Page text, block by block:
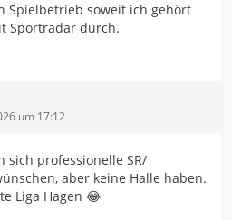
Spielbetrieb soweit ich gehört
Sportradar durch.
um 17:12
sich professionelle SR/
aber keine Halle haben.
Liga Hagen 😂